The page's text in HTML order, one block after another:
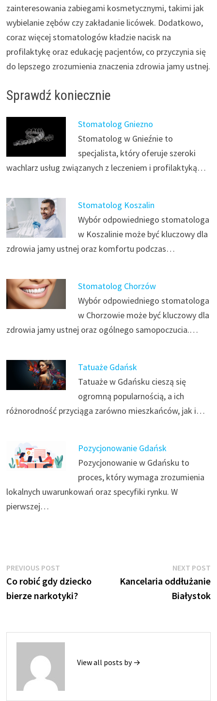
zainteresowania zabiegami kosmetycznymi, takimi jak
wybielanie zębów czy zakładanie licówek. Dodatkowo,
coraz więcej stomatologów kładzie nacisk na
profilaktykę oraz edukację pacjentów, co przyczynia się
do lepszego zrozumienia znaczenia zdrowia jamy ustnej.
Sprawdź koniecznie
Stomatolog Gniezno
Stomatolog w Gnieźnie to
specjalista, który oferuje szeroki
wachlarz usług związanych z leczeniem i profilaktyką…
Stomatolog Koszalin
Wybór odpowiedniego stomatologa
w Koszalinie może być kluczowy dla
zdrowia jamy ustnej oraz komfortu podczas…
Stomatolog Chorzów
Wybór odpowiedniego stomatologa
w Chorzowie może być kluczowy dla
zdrowia jamy ustnej oraz ogólnego samopoczucia.…
Tatuaże Gdańsk
Tatuaże w Gdańsku cieszą się
ogromną popularnością, a ich
różnorodność przyciąga zarówno mieszkańców, jak i…
Pozycjonowanie Gdańsk
Pozycjonowanie w Gdańsku to
proces, który wymaga zrozumienia
lokalnych uwarunkowań oraz specyfiki rynku. W
pierwszej…
Nawigacja
wpisu
PREVIOUS POSTPrevious
post:
Co robić gdy dziecko
bierze narkotyki?
NEXT POST
Kancelaria oddłużanie
Białystok
View all posts by →